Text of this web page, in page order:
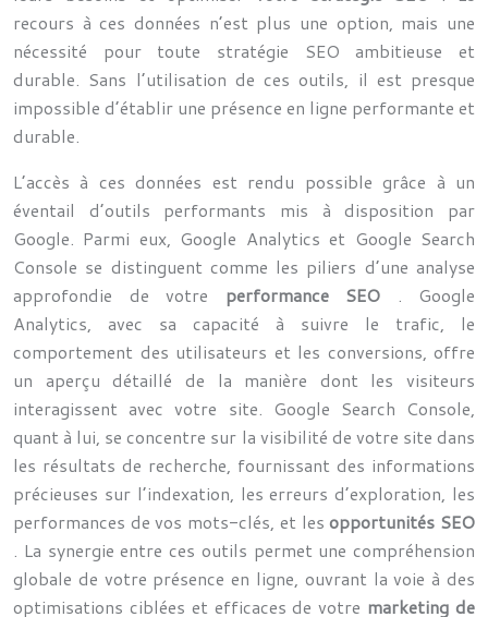
recours à ces données n’est plus une option, mais une
nécessité pour toute stratégie SEO ambitieuse et
durable. Sans l’utilisation de ces outils, il est presque
impossible d’établir une présence en ligne performante et
durable.
L’accès à ces données est rendu possible grâce à un
éventail d’outils performants mis à disposition par
Google. Parmi eux, Google Analytics et Google Search
Console se distinguent comme les piliers d’une analyse
approfondie de votre performance SEO . Google
Analytics, avec sa capacité à suivre le trafic, le
comportement des utilisateurs et les conversions, offre
un aperçu détaillé de la manière dont les visiteurs
interagissent avec votre site. Google Search Console,
quant à lui, se concentre sur la visibilité de votre site dans
les résultats de recherche, fournissant des informations
précieuses sur l’indexation, les erreurs d’exploration, les
performances de vos mots-clés, et lesopportunités SEO
. La synergie entre ces outils permet une compréhension
globale de votre présence en ligne, ouvrant la voie à des
optimisations ciblées et efficaces de votre marketing de